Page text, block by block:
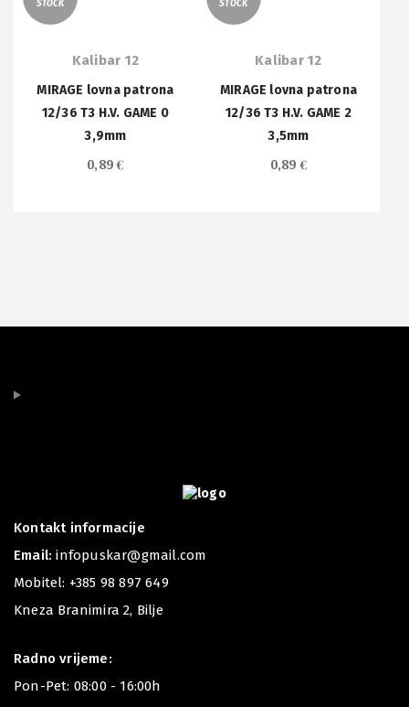
STOCK
Kalibar 12
MIRAGE lovna patrona
12/36 T3 H.V. GAME 0
3,9mm
0,89€
STOCK
Kalibar 12
MIRAGE lovna patrona
12/36 T3 H.V. GAME 2
3,5mm
0,89€
Kontakt informacije
Email:infopuskar@gmail.com
Mobitel: +385 98 897 649
Kneza Branimira 2, Bilje
Radno vrijeme:
Pon-Pet: 08:00 - 16:00h